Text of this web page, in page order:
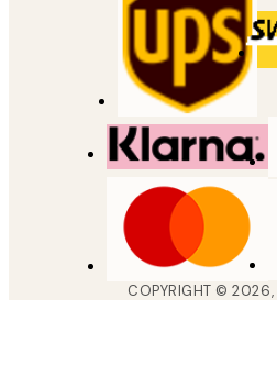
COPYRIGHT ©2026,